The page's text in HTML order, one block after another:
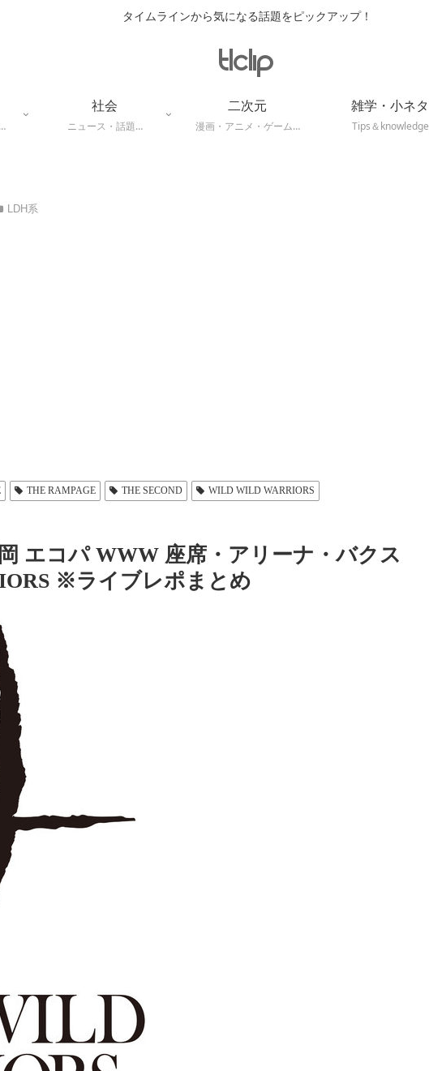
タイムラインから気になる話題をピックアップ！
社会
ニュース・話題…
二次元
漫画・アニメ・ゲーム…
雑学・小ネタ
Tips＆knowledge
LDH系
THE RAMPAGE THE SECOND WILD WILD WARRIORS
エコパ WWW 座席・アリーナ・バクス
※ライブレポまとめ